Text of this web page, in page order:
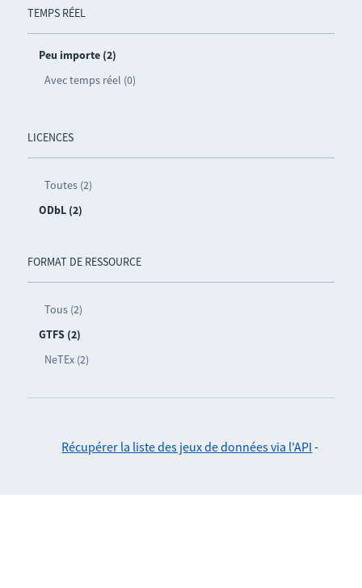
TEMPS RÉEL
Peu importe (2)
Avec temps réel (0)
LICENCES
Toutes (2)
ODbL (2)
FORMAT DE RESSOURCE
Tous (2)
GTFS (2)
NeTEx (2)
Récupérer la liste des jeux de données via l'API -